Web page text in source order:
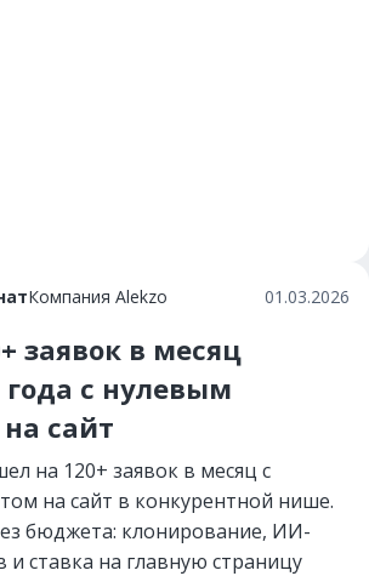
Компания Alekzo 01.03.2026
заявок в месяц
года с нулевым
сайт
на 120+ заявок в месяц с
на сайт в конкурентной нише.
бюджета: клонирование, ИИ-
и ставка на главную страницу